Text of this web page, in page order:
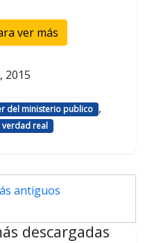
ver más
2015
del ministerio publico ,
verdad real
antiguos
descargadas